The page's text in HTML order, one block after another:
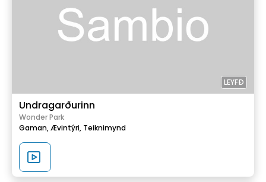
LEYFÐ
Undragarðurinn
Wonder Park
Gaman,Ævintýri, Teiknimynd